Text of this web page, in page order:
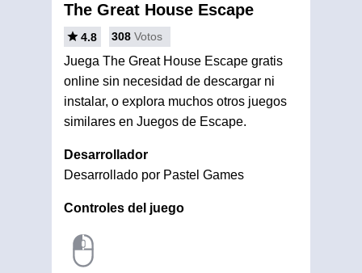
The Great House Escape
4.8 308 Votos
Juega The Great House Escape gratis
online sin necesidad de descargar ni
instalar, o explora muchos otros juegos
similares en Juegos de Escape.
Desarrollador
Desarrollado por Pastel Games
Controles del juego